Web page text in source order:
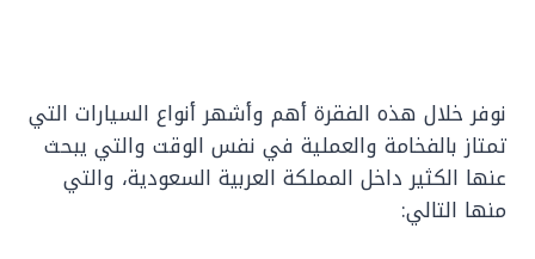
نوفر خلال هذه الفقرة أهم وأشهر أنواع السيارات التي
تمتاز بالفخامة والعملية في نفس الوقت والتي يبحث
عنها الكثير داخل المملكة العربية السعودية، والتي
منها التالي: